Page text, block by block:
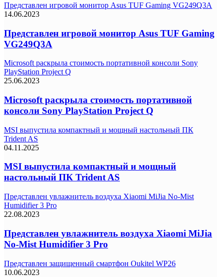
Представлен игровой монитор Asus TUF Gaming VG249Q3A
14.06.2023
Представлен игровой монитор Asus TUF Gaming
VG249Q3A
Microsoft раскрыла стоимость портативной консоли Sony
PlayStation Project Q
25.06.2023
Microsoft раскрыла стоимость портативной
консоли Sony PlayStation Project Q
MSI выпустила компактный и мощный настольный ПК
Trident AS
04.11.2025
MSI выпустила компактный и мощный
настольный ПК Trident AS
Представлен увлажнитель воздуха Xiaomi MiJia No-Mist
Humidifier 3 Pro
22.08.2023
Представлен увлажнитель воздуха Xiaomi MiJia
No-Mist Humidifier 3 Pro
Представлен защищенный смартфон Oukitel WP26
10.06.2023